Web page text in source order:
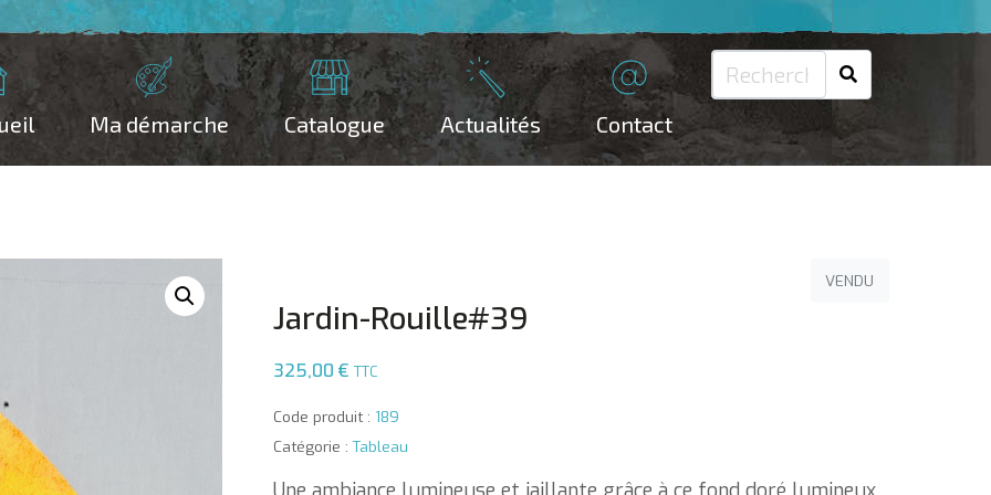
Ma démarche Catalogue Actualités Contact
VENDU
Jardin-Rouille#39
325,00€ TTC
Code produit : 189
Catégorie : Tableau